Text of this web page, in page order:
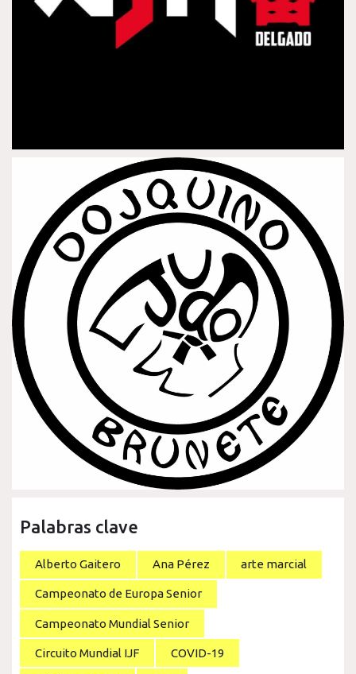
Palabras clave
Alberto Gaitero Ana Pérez arte marcial
Campeonato de Europa Senior
Campeonato Mundial Senior
Circuito Mundial IJF COVID-19